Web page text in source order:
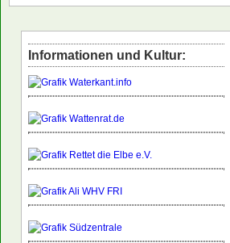
Informationen und Kultur: